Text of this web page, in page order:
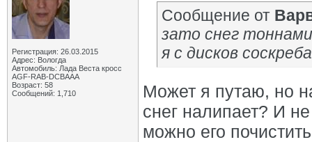
Регистрация: 26.03.2015
Адрес: Вологда
Автомобиль: Лада Веста кросс
AGF-RAB-DCBAAA
Возраст: 58
Сообщений: 1,710
Сообщение от
зато снег
я с дисков
Может я путаю, но
снег налипает? И
можно его